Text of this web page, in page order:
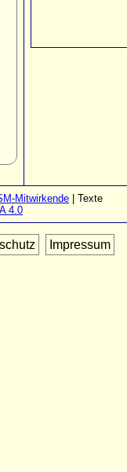
Mitwirkende | Texte
4.0
Impressum